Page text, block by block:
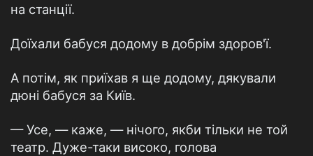
на станції.
Доїхали бабуся додому в добрім здоров'ї.
А потім, як приїхав я ще додому, дякували
дюні бабуся за Київ.
— Усе, — каже, — нічого, якби тільки не той
театр. Дуже-таки високо, голова